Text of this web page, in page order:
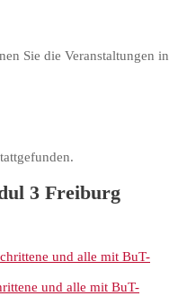
Sie die Veranstaltungen in
3 Freiburg
und alle mit BuT-
und alle mit BuT-